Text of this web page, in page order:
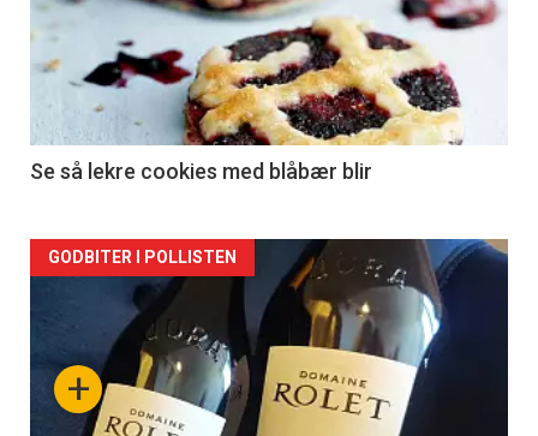
akkurat
nå
2
Se så lekre cookies med blåbær blir
Forsiden
akkurat
nå+
GODBITER I POLLISTEN